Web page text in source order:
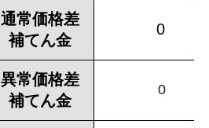
通常価格差
補てん金
0
異常価格差
補てん金
0